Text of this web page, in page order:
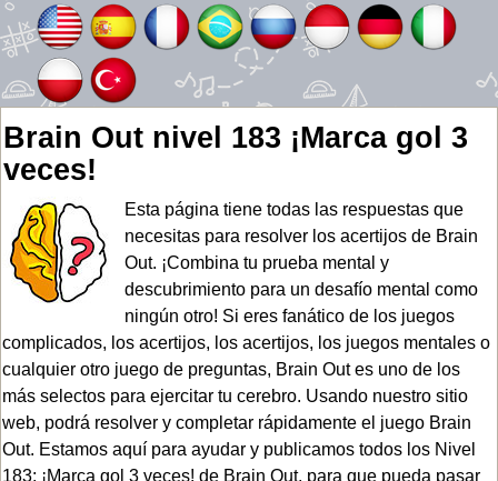
Brain Out nivel 183 ¡Marca gol 3
veces!
Esta página tiene todas las respuestas que
necesitas para resolver los acertijos de Brain
Out. ¡Combina tu prueba mental y
descubrimiento para un desafío mental como
ningún otro! Si eres fanático de los juegos
complicados, los acertijos, los acertijos, los juegos mentales o
cualquier otro juego de preguntas, Brain Out es uno de los
más selectos para ejercitar tu cerebro. Usando nuestro sitio
web, podrá resolver y completar rápidamente el juego Brain
Out. Estamos aquí para ayudar y publicamos todos los Nivel
183: ¡Marca gol 3 veces! de Brain Out, para que pueda pasar